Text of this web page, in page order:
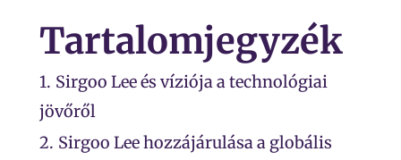
Tartalomjegyzék
1. Sirgoo Lee és víziója a technológiai
jövőről
2. Sirgoo Lee hozzájárulása a globális